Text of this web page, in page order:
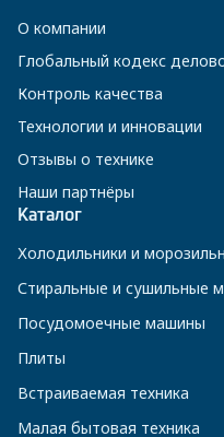
О компании
Глобальный кодекс
Контроль качества
Технологии и инновации
Отзывы о технике
Наши партнёры
Каталог
Холодильники и
Стиральные и сушильные
Посудомоечные машины
Плиты
Встраиваемая техника
Малая бытовая техника